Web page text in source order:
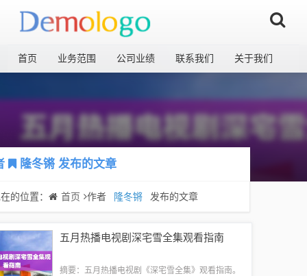
首页 业务范围 公司业绩 联系我们 关于我们
隆冬锵发布的文章
的位置： 首页 作者 隆冬锵 发布的文章
五月热播电视剧深宅雪全集观看指南
摘要：五月热播电视剧《深宅雪全集》观看指南。